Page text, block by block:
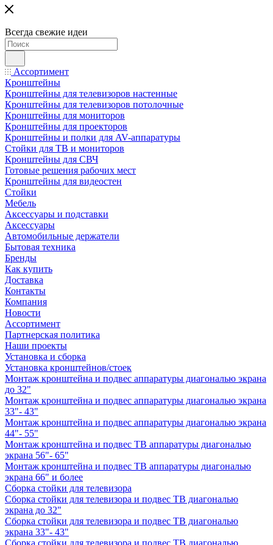
Всегда свежие идеи
Ассортимент
Кронштейны
Кронштейны для телевизоров настенные
Кронштейны для телевизоров потолочные
Кронштейны для мониторов
Кронштейны для проекторов
Кронштейны и полки для AV-аппаратуры
Стойки для ТВ и мониторов
Кронштейны для СВЧ
Готовые решения рабочих мест
Кронштейны для видеостен
Стойки
Мебель
Аксессуары и подставки
Аксессуары
Автомобильные держатели
Бытовая техника
Бренды
Как купить
Доставка
Контакты
Компания
Новости
Ассортимент
Партнерская политика
Наши проекты
Установка и сборка
Установка кронштейнов/стоек
Монтаж кронштейна и подвес аппаратуры диагональю экрана
до 32"
Монтаж кронштейна и подвес аппаратуры диагональю экрана
33"- 43"
Монтаж кронштейна и подвес аппаратуры диагональю экрана
44"- 55"
Монтаж кронштейна и подвес ТВ аппаратуры диагональю
экрана 56"- 65"
Монтаж кронштейна и подвес ТВ аппаратуры диагональю
экрана 66" и более
Сборка стойки для телевизора
Сборка стойки для телевизора и подвес ТВ диагональю
экрана до 32"
Сборка стойки для телевизора и подвес ТВ диагональю
экрана 33"- 43"
Сборка стойки для телевизора и подвес ТВ диагональю